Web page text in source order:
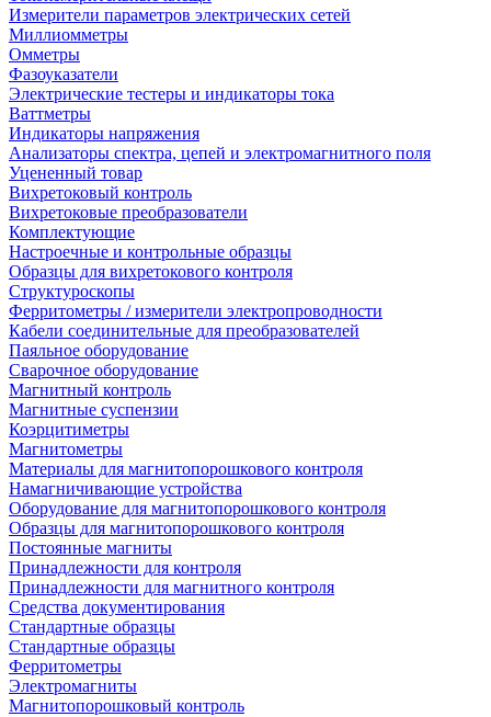
Измерители параметров электрических сетей
Миллиомметры
Омметры
Фазоуказатели
Электрические тестеры и индикаторы тока
Ваттметры
Индикаторы напряжения
Анализаторы спектра, цепей и электромагнитного поля
Уцененный товар
Вихретоковый контроль
Вихретоковые преобразователи
Комплектующие
Настроечные и контрольные образцы
Образцы для вихретокового контроля
Структуроскопы
Ферритометры / измерители электропроводности
Кабели соединительные для преобразователей
Паяльное оборудование
Сварочное оборудование
Магнитный контроль
Магнитные суспензии
Коэрцитиметры
Магнитометры
Материалы для магнитопорошкового контроля
Намагничивающие устройства
Оборудование для магнитопорошкового контроля
Образцы для магнитопорошкового контроля
Постоянные магниты
Принадлежности для контроля
Принадлежности для магнитного контроля
Средства документирования
Стандартные образцы
Стандартные образцы
Ферритометры
Электромагниты
Магнитопорошковый контроль